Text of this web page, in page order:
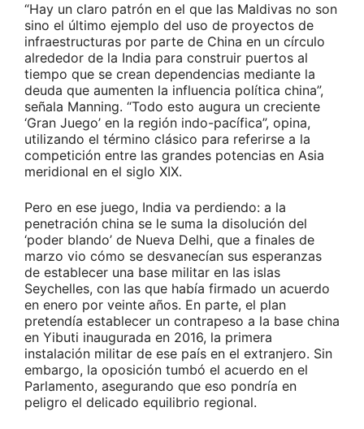
“Hay un claro patrón en el que las Maldivas no son
sino el último ejemplo del uso de proyectos de
infraestructuras por parte de China en un círculo
alrededor de la India para construir puertos al
tiempo que se crean dependencias mediante la
deuda que aumenten la influencia política china”,
señala Manning. “Todo esto augura un creciente
‘Gran Juego’ en la región indo-pacífica”, opina,
utilizando el término clásico para referirse a la
competición entre las grandes potencias en Asia
meridional en el siglo XIX.
Pero en ese juego, India va perdiendo: a la
penetración china se le suma la disolución del
‘poder blando’ de Nueva Delhi, que a finales de
marzo vio cómo se desvanecían sus esperanzas
de establecer una base militar en las islas
Seychelles, con las que había firmado un acuerdo
en enero por veinte años. En parte, el plan
pretendía establecer un contrapeso a la base china
en Yibuti inaugurada en 2016, la primera
instalación militar de ese país en el extranjero. Sin
embargo, la oposición tumbó el acuerdo en el
Parlamento, asegurando que eso pondría en
peligro el delicado equilibrio regional.